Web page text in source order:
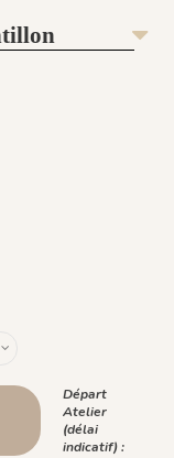
Départ
Atelier
(délai
indicatif) :